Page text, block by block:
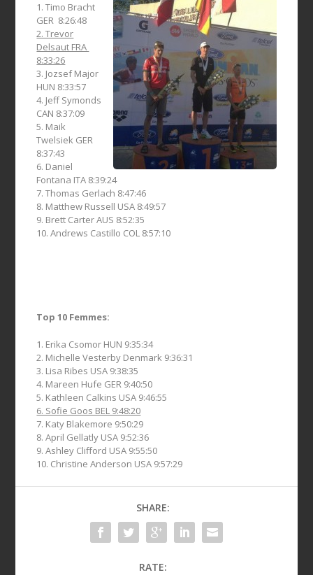
1. Timo Bracht
GER 8:26:48
2. Trevor
Delsaut FRA
8:33:26
3. Jozsef Major
HUN 8:33:57
4. Jeff Symonds
CAN 8:37:09
5. Maik
Twelsiek GER
8:37:43
6. Daniel
Fontana ITA 8:39:24
7. Thomas Gerlach 8:47:46
8. Matthew Russell USA 8:49:57
9. Brett Carter AUS 8:52:35
10. Andrews Castillo COL 8:57:10
Top 10 Femmes:
1. Erika Csomor HUN 9:35:34
2. Michelle Vesterby Denmark 9:36:31
3. Lisa Ribes USA 9:38:35
4. Mareen Hufe GER 9:40:50
5. Kathleen Calkins USA 9:46:55
6. Sofie Goos BEL 9:48:20
7. Katy Blakemore 9:50:29
8. April Gellatly USA 9:52:36
9. Ashley Clifford USA 9:55:50
10. Christine Anderson USA 9:57:29
SHARE:
RATE: